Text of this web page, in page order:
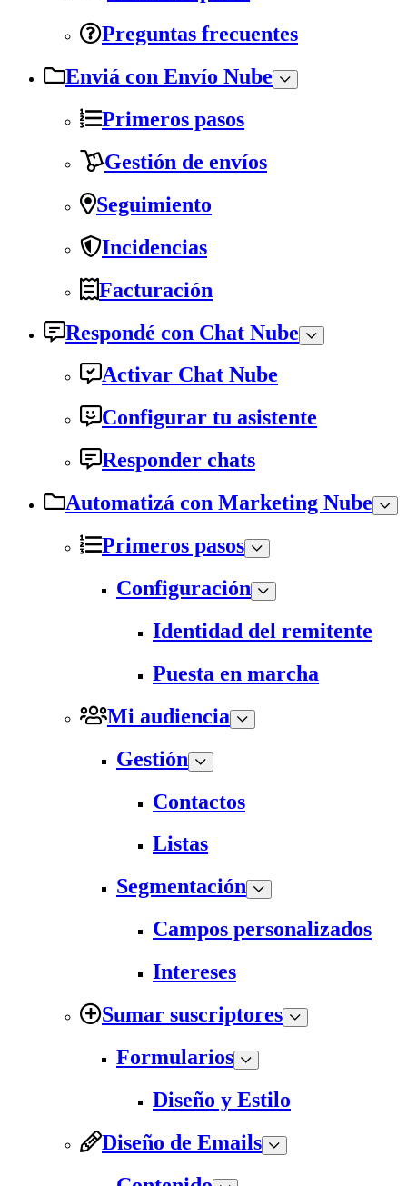
Preguntas frecuentes
Enviá con Envío Nube
Primeros pasos
Gestión de envíos
Seguimiento
Incidencias
Facturación
Respondé con Chat Nube
Activar Chat Nube
Configurar tu asistente
Responder chats
Automatizá con Marketing Nube
Primeros pasos
Configuración
Identidad del remitente
Puesta en marcha
Mi audiencia
Gestión
Contactos
Listas
Segmentación
Campos personalizados
Intereses
Sumar suscriptores
Formularios
Diseño y Estilo
Diseño de Emails